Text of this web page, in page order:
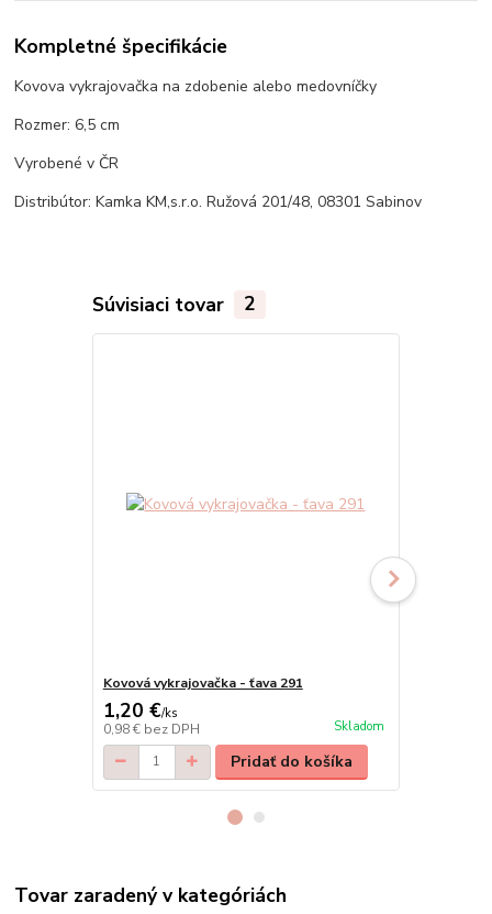
Kompletné špecifikácie
Kovova vykrajovačka na zdobenie alebo medovníčky
Rozmer: 6,5 cm
Vyrobené v ČR
Distribútor: Kamka KM,s.r.o. Ružová 201/48, 08301 Sabinov
Súvisiaci tovar 2
Kovová vykrajovačka - ťava 291
1,20 €/ks
0,98 € bez DPH Skladom
Pridať do košíka
Tovar zaradený v kategóriách